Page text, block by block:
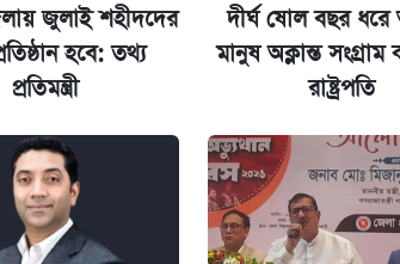
খান
বন্ধ
ফেরত পাঠানো হলো
জুলাই শহীদদের
হবে: তথ্য
প্রতিমন্ত্রী
দীর্ঘ ষোল বছর ধরে
মানুষ অক্লান্ত
রাষ্ট্রপতি